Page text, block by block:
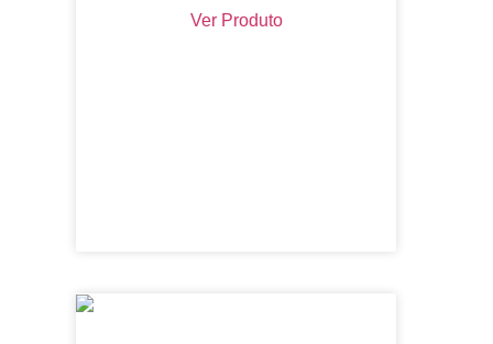
Ver Produto